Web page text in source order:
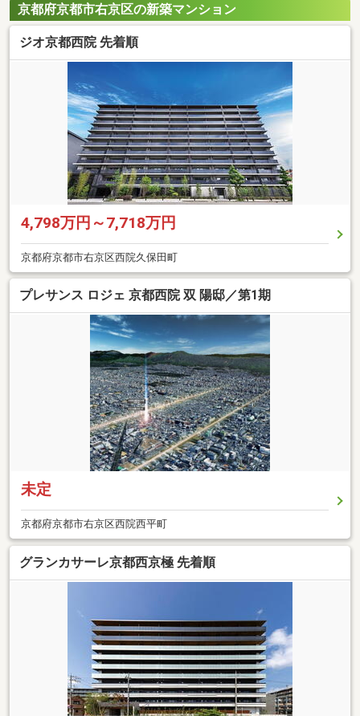
京都府京都市右京区の新築マンション
ジオ京都西院 先着順
4,798万円～7,718万円
京都府京都市右京区西院久保田町
プレサンス ロジェ 京都西院 双 陽邸／第1期
未定
京都府京都市右京区西院西平町
グランカサーレ京都西京極 先着順